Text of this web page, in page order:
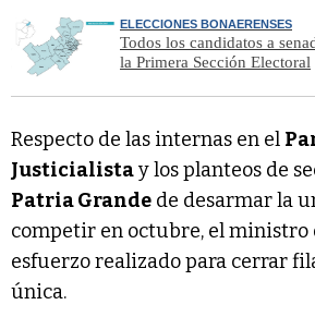
ELECCIONES BONAERENSES
Todos los candidatos a
la Primera Sección Electoral
Respecto de las internas en el
Justicialistay los planteos de
Patria Grande de desarmar la
competir en octubre, el ministro
esfuerzo realizado para cerrar
única.